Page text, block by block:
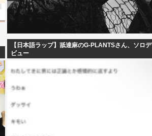
【日本語ラップ】舐達麻のG-PLANTSさん、ソロデ
ビュー